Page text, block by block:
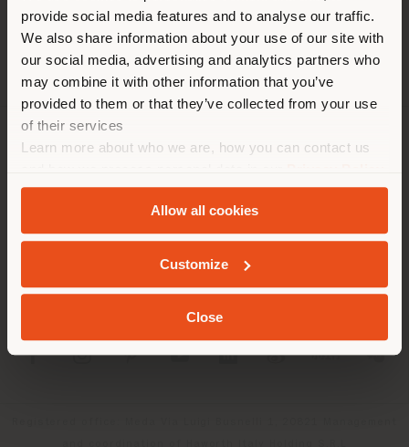
provide social media features and to analyse our traffic.
We also share information about your use of our site with
our social media, advertising and analytics partners who
may combine it with other information that you’ve
provided to them or that they’ve collected from your use
of their services
Learn more about who we are, how you can contact us
andCookie Policy.
Allow all cookies
Customize
Close
Land als Ihrem Standort. Wir
empfehlen Ihnen, sich richtig
zu orientieren, um Einkäufe
tätigen zu können. (us)
GEOLOKALISIERT
UNTERNEHMEN
PRODUKTLINIEN
INFO & DIENSTLEISTUNGEN